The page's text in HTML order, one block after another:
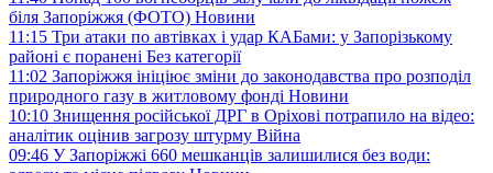
біля Запоріжжя (ФОТО) Новини
11:15 Три атаки по автівках і удар КАБами: у Запорізькому
районі є поранені Без категорії
11:02 Запоріжжя ініціює зміни до законодавства про розподіл
природного газу в житловому фонді Новини
10:10 Знищення російської ДРГ в Оріхові потрапило на відео:
аналітик оцінив загрозу штурму Війна
09:46 У Запоріжжі 660 мешканців залишилися без води: